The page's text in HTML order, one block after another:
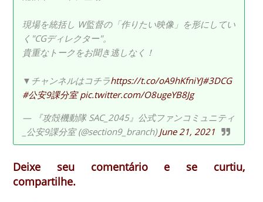
現場を統括し W監督の「作りたい映像」を形にしてい
く"CGディレクター"。
貴重なトークをお聞き逃しなく！
▼チャンネルはコチラhttps://t.co/oA9hKfniYJ#3DCG
#公安9課分室 pic.twitter.com/O8ugeYB8Jg
— 『攻殻機動隊 SAC_2045』公式ファンコミュニティ
_公安9課分室 (@section9_branch)June 21, 2021
Deixe seu comentário e se curtiu,
compartilhe.